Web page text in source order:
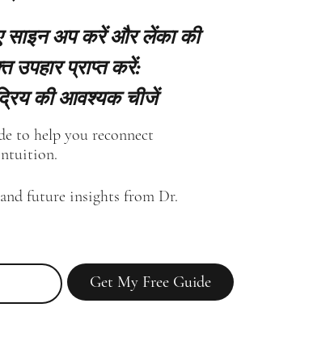
साइन अप करें और लेंका की
प्राप्त करें:
की आवश्यक चीजें
to help you reconnect
future insights from Dr.
Get My Free Guide